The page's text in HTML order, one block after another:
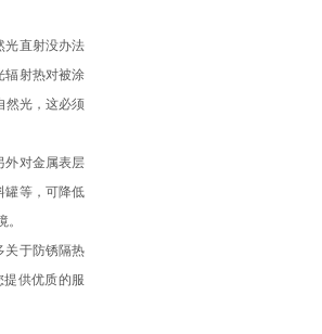
直射没办法
辐射热对被涂
然光，这必须
对金属表层
罐等，可降低
于防锈隔热
供优质的服